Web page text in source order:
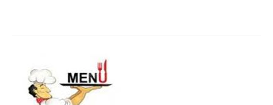
Infos règlementaires
Contact et horaires